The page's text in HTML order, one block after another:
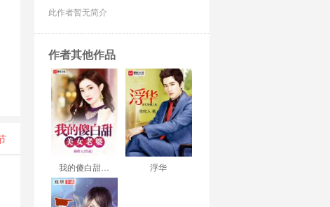
此作者暂无简介
作者其他作品
我的傻白甜… 浮华